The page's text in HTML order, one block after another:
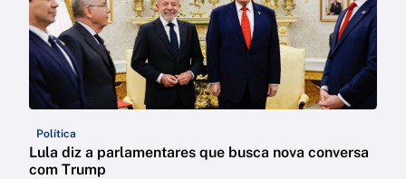
Política
Lula diz a parlamentares que busca nova conversa
com Trump